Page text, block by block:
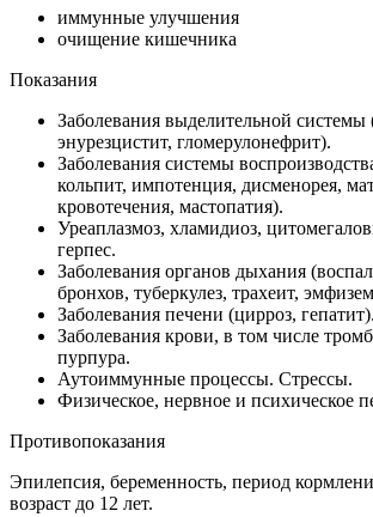
иммунные улучшения
очищение кишечника
Показания
Заболевания выделительной системы
энурезцистит, гломерулонефрит).
Заболевания системы
кольпит, импотенция, дисменорея,
кровотечения, мастопатия).
Уреаплазмоз, хламидиоз,
герпес.
Заболевания органов дыхания
бронхов, туберкулез, трахеит,
Заболевания печени (цирроз, гепатит).
Заболевания крови, в том числе
пурпура.
Аутоиммунные процессы. Стрессы.
Физическое, нервное и психическое
Противопоказания
Эпилепсия, беременность, период
возраст до 12 лет.